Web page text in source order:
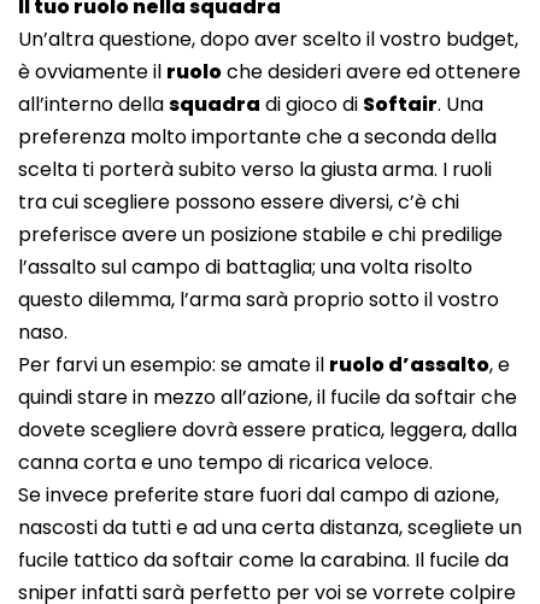
Il tuo ruolo nella squadra
Un’altra questione, dopo aver scelto il vostro budget,
è ovviamente il ruoloche desideri avere ed ottenere
all’interno dellasquadra di gioco di Softair. Una
preferenza molto importante che a seconda della
scelta ti porterà subito verso la giusta arma. I ruoli
tra cui scegliere possono essere diversi, c’è chi
preferisce avere un posizione stabile e chi predilige
l’assalto sul campo di battaglia; una volta risolto
questo dilemma, l’arma sarà proprio sotto il vostro
naso.
Per farvi un esempio: se amate il ruolo d’assalto, e
quindi stare in mezzo all’azione, il fucile da softair che
dovete scegliere dovrà essere pratica, leggera, dalla
canna corta e uno tempo di ricarica veloce.
Se invece preferite stare fuori dal campo di azione,
nascosti da tutti e ad una certa distanza, scegliete un
fucile tattico da softair come la carabina. Il fucile da
sniper infatti sarà perfetto per voi se vorrete colpire